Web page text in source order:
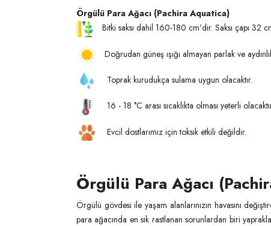
Örgülü Para Ağacı (Pachira Aquatica)
Bitki saksı dahil 160-180 cm'dir. Saksı çapı 32
Doğrudan güneş ışığı almayan parlak ve
Toprak kurudukça sulama uygun olacaktır.
16 - 18 °C arası sıcaklıkta olması yeterli
Evcil dostlarımız için toksik etkili değildir.
Örgülü Para Ağacı
Örgülü gövdesi ile yaşam alanlarınızın havasını
para ağacında en sık rastlanan sorunlardan biri